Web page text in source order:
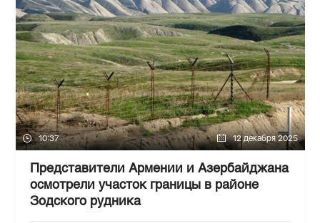
10:37 12 декабря 2025
Представители Армении и Азербайджана
осмотрели участок границы в районе
Зодского рудника